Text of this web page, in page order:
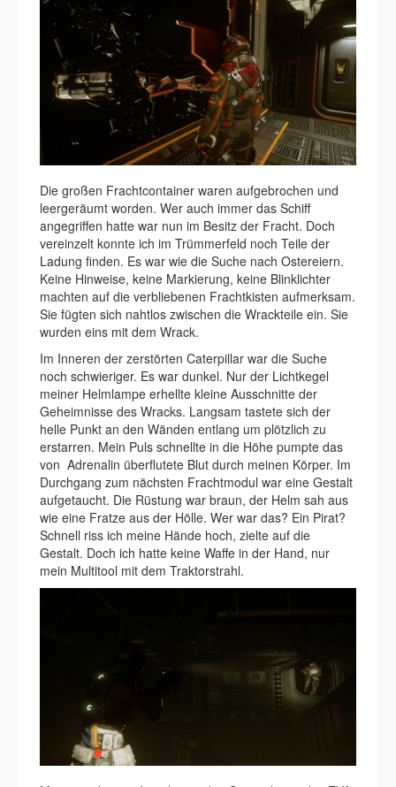
Die großen Frachtcontainer waren aufgebrochen und
leergeräumt worden. Wer auch immer das Schiff
angegriffen hatte war nun im Besitz der Fracht. Doch
vereinzelt konnte ich im Trümmerfeld noch Teile der
Ladung finden. Es war wie die Suche nach Ostereiern.
Keine Hinweise, keine Markierung, keine Blinklichter
machten auf die verbliebenen Frachtkisten aufmerksam.
Sie fügten sich nahtlos zwischen die Wrackteile ein. Sie
wurden eins mit dem Wrack.
Im Inneren der zerstörten Caterpillar war die Suche
noch schwieriger. Es war dunkel. Nur der Lichtkegel
meiner Helmlampe erhellte kleine Ausschnitte der
Geheimnisse des Wracks. Langsam tastete sich der
helle Punkt an den Wänden entlang um plötzlich zu
erstarren. Mein Puls schnellte in die Höhe pumpte das
von Adrenalin überflutete Blut durch meinen Körper. Im
Durchgang zum nächsten Frachtmodul war eine Gestalt
aufgetaucht. Die Rüstung war braun, der Helm sah aus
wie eine Fratze aus der Hölle. Wer war das? Ein Pirat?
Schnell riss ich meine Hände hoch, zielte auf die
Gestalt. Doch ich hatte keine Waffe in der Hand, nur
mein Multitool mit dem Traktorstrahl.